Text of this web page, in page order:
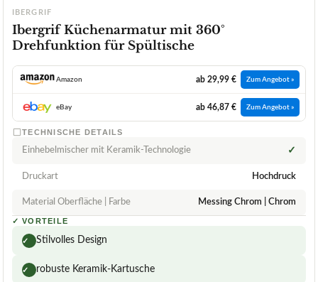
IBERGRIF
Ibergrif Küchenarmatur mit 360°
Drehfunktion für Spültische
Amazon ab 29,99 € Zum Angebot »
eBay ab 46,87 € Zum Angebot »
TECHNISCHE DETAILS
Einhebelmischer mit Keramik-Technologie ✓
Druckart Hochdruck
Material Oberfläche | Farbe Messing Chrom | Chrom
✓ VORTEILE
✓ Stilvolles Design
✓ robuste Keramik-Kartusche